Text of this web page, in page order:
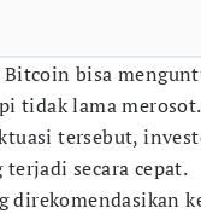
Bitcoin bisa
tidak lama merosot.
tersebut,
secara cepat.